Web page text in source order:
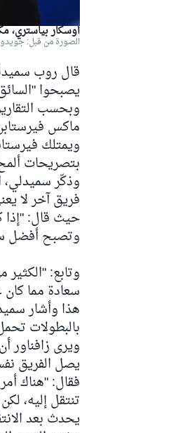
دبليو آر سي
سباقات التحمّل
أوسكار بياستري،
الصورة من قبل:
قال روب
يصبحوا
وبحسب
ماكس
بتصريحات ألمح فيها
فريق آخر لا
حيث قال: "إذا
وتصبح أفضل
وتابع: "الكثير
سعادة مما كان
هذا وأشار
بالبطولات
ويرى زافناور
يصل الفريق
فقال: "هناك
تنتقل إليه،
يحدث بعد